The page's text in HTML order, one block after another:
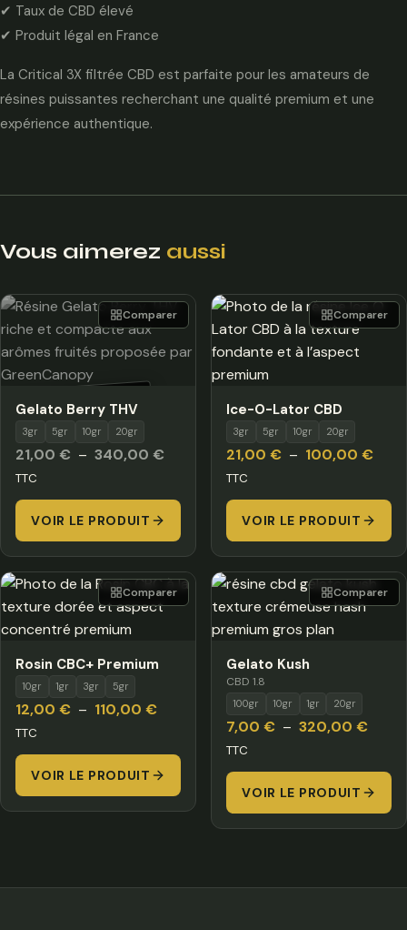
✔ Taux de CBD élevé
✔ Produit légal en France
La Critical 3X filtrée CBD est parfaite pour les amateurs de
résines puissantes recherchant une qualité premium et une
expérience authentique.
Vous aimerez aussi
HORS STOCK
Gelato Berry THV
3gr 5gr 10gr 20gr
21,00 € – 340,00 €
prix :
à
340,00 €
TTC
VOIR LE PRODUIT
Comparer
Ice-O-Lator CBD
3gr 5gr 10gr 20gr
21,00 € – 100,00 €Plage
prix :
à
TTC
VOIR LE PRODUIT
Comparer
Rosin CBC+ Premium
10gr 1gr 3gr 5gr
12,00 € – 110,00 €Plage
prix :
12,00 €
à
110,00 €
TTC
VOIR LE PRODUIT
Comparer
Gelato Kush
CBD 1.8
100gr 10gr 1gr 20gr
7,00 € – 320,00 €Plage
prix :
7,00
à
TTC
VOIR LE PRODUIT
Comparer